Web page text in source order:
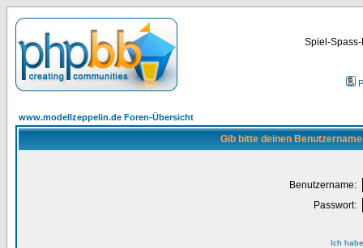
Spiel-
www.modellzeppelin.de Foren-Übersicht
Gib bitte deinen
Benutzername:
Passwort:
Ich